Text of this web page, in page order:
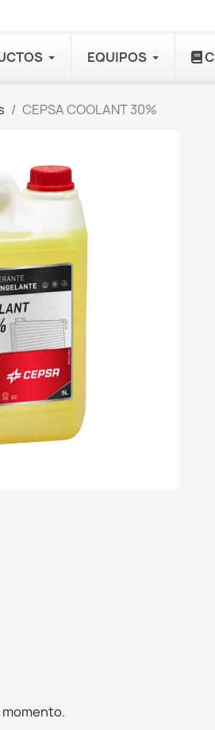
EQUIPOS
CEPSA COOLANT 30%